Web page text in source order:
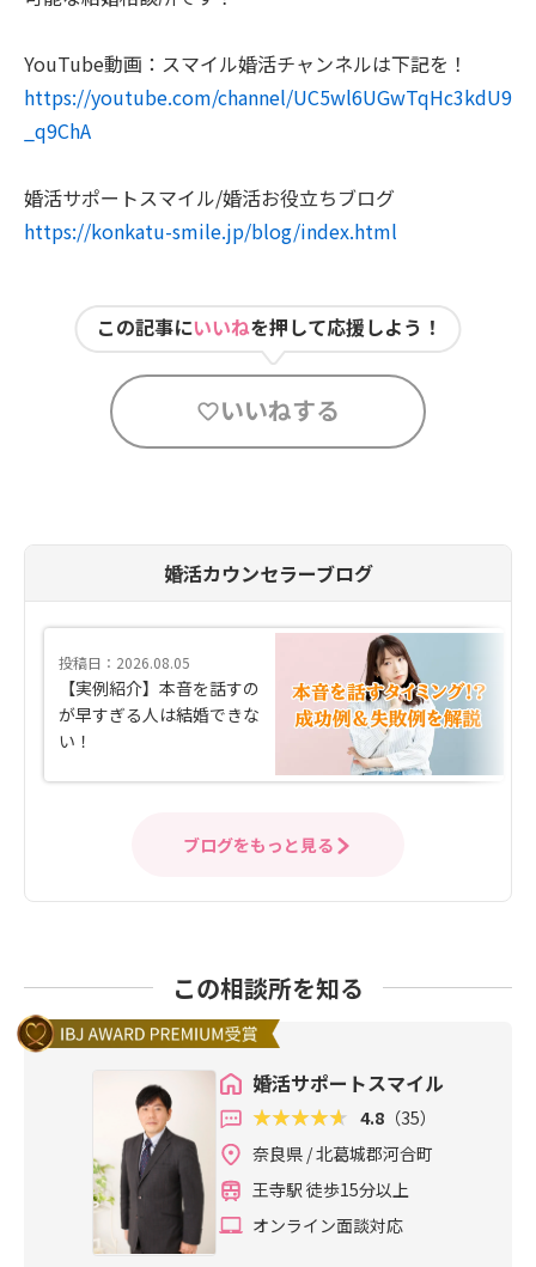
YouTube動画：スマイル婚活チャンネルは下記を！
https://youtube.com/channel/UC5wl6UGwTqHc3kdU9
_q9ChA
婚活サポートスマイル/婚活お役立ちブログ
https://konkatu-smile.jp/blog/index.html
この記事にいいねを押して応援しよう！
いいねする
婚活カウンセラーブログ
投稿日：2026.08.05
【実例紹介】本音を話すの
が早すぎる人は結婚できな
い！
ブログをもっと見る
この相談所を知る
婚活サポートスマイル
4.8 （35）
奈良県 / 北葛城郡河合町
王寺駅 徒歩15分以上
オンライン面談対応